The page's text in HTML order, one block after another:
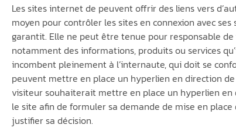
Les sites internet de peuvent offrir des liens vers
moyen pour contrôler les sites en connexion avec
garantit. Elle ne peut être tenue pour responsable
notamment des informations, produits ou services
incombent pleinement à l’internaute, qui doit se
peuvent mettre en place un hyperlien en direction
visiteur souhaiterait mettre en place un hyperlien en
le site afin de formuler sa demande de mise en
justifier sa décision.